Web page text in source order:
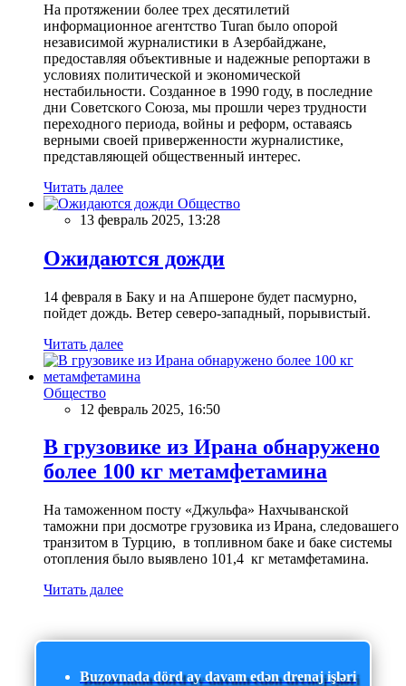
На протяжении более трех десятилетий
информационное агентство Turan было опорой
независимой журналистики в Азербайджане,
предоставляя объективные и надежные репортажи в
условиях политической и экономической
нестабильности. Созданное в 1990 году, в последние
дни Советского Союза, мы прошли через трудности
переходного периода, войны и реформ, оставаясь
верными своей приверженности журналистике,
представляющей общественный интерес.
Читать далее
Общество
13 февраль 2025, 13:28
Ожидаются дожди
14 февраля в Баку и на Апшероне будет пасмурно,
пойдет дождь. Ветер северо-западный, порывистый.
Читать далее
Общество
12 февраль 2025, 16:50
В грузовике из Ирана обнаружено
более 100 кг метамфетамина
На таможенном посту «Джульфа» Нахчыванской
таможни при досмотре грузовика из Ирана, следовашего
транзитом в Турцию, в топливном баке и баке системы
отопления было выявлено 101,4 кг метамфетамина.
Читать далее
Buzovnada dörd ay davam edən drenaj işləri